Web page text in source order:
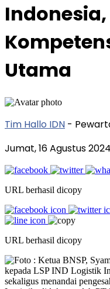
Utama
Tim Hallo IDN -
Jumat, 16 Agustus 2024
URL berhasil dicopy
URL berhasil dicopy